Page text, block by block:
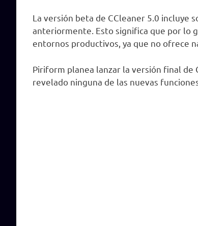
La versión beta de CCleaner 5.0 incluye
anteriormente. Esto significa que por lo
entornos productivos, ya que no ofrece
Piriform planea lanzar la versión final de
revelado ninguna de las nuevas